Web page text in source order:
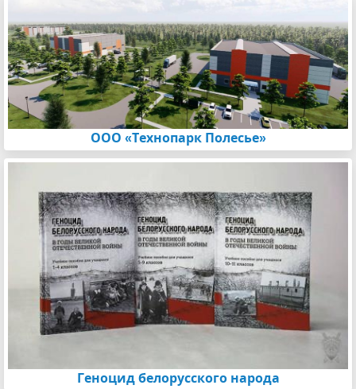
ООО «Технопарк Полесье»
Геноцид белорусского народа